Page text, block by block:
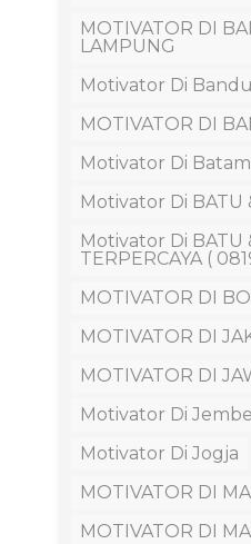
MOTIVATOR DI
LAMPUNG
Motivator Di
MOTIVATOR DI
Motivator Di Batam
Motivator Di BATU
Motivator Di BATU
TERPERCAYA (
MOTIVATOR DI
MOTIVATOR DI
MOTIVATOR DI
Motivator Di
Motivator Di Jogja
MOTIVATOR DI
MOTIVATOR DI